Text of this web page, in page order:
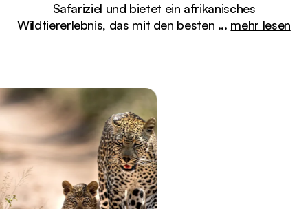
Safariziel und bietet ein afrikanisches
Wildtiererlebnis, das mit den besten ... mehr lesen